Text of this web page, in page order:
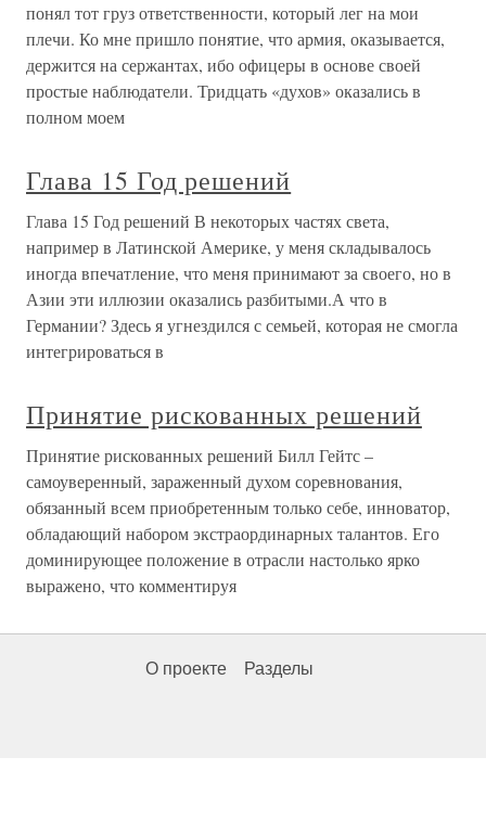
понял тот груз ответственности, который лег на мои
плечи. Ко мне пришло понятие, что армия, оказывается,
держится на сержантах, ибо офицеры в основе своей
простые наблюдатели. Тридцать «духов» оказались в
полном моем
Глава 15 Год решений
Глава 15 Год решений В некоторых частях света,
например в Латинской Америке, у меня складывалось
иногда впечатление, что меня принимают за своего, но в
Азии эти иллюзии оказались разбитыми.А что в
Германии? Здесь я угнездился с семьей, которая не смогла
интегрироваться в
Принятие рискованных решений
Принятие рискованных решений Билл Гейтс –
самоуверенный, зараженный духом соревнования,
обязанный всем приобретенным только себе, инноватор,
обладающий набором экстраординарных талантов. Его
доминирующее положение в отрасли настолько ярко
выражено, что комментируя
О проекте Разделы